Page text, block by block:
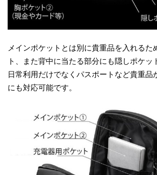
メインポケットとは別に貴重品を入れるた
ト、また背中に当たる部分にも隠しポケッ
日常利用だけでなくパスポートなど貴重品
にも対応可能です。